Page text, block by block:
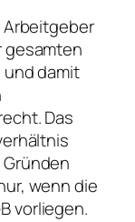
gesamten
damit
Das
wenn die
vorliegen.